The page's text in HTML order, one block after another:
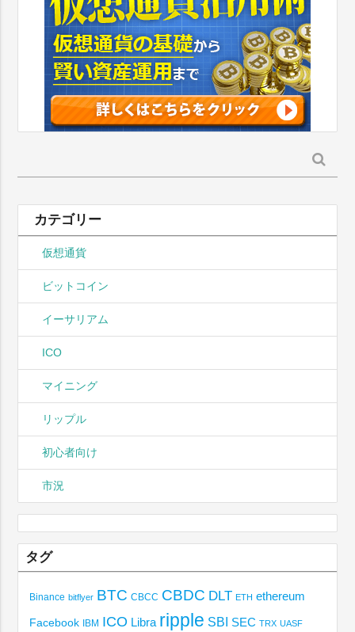
索:
カテゴリー
仮想通貨
ビットコイン
イーサリアム
ICO
マイニング
リップル
初心者向け
市況
タグ
Binance bitflyer BTC CBCC CBDC DLT ETH ethereum
Facebook IBM ICO Libra ripple SBI SEC TRX UASF